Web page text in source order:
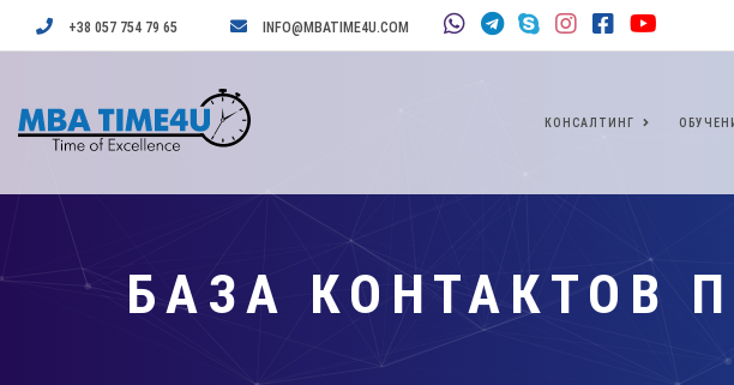
+38 057 754 79 65 INFO@MBATIME4U.COM
КОНСАЛТИНГ
БАЗА КОНТАКТОВ